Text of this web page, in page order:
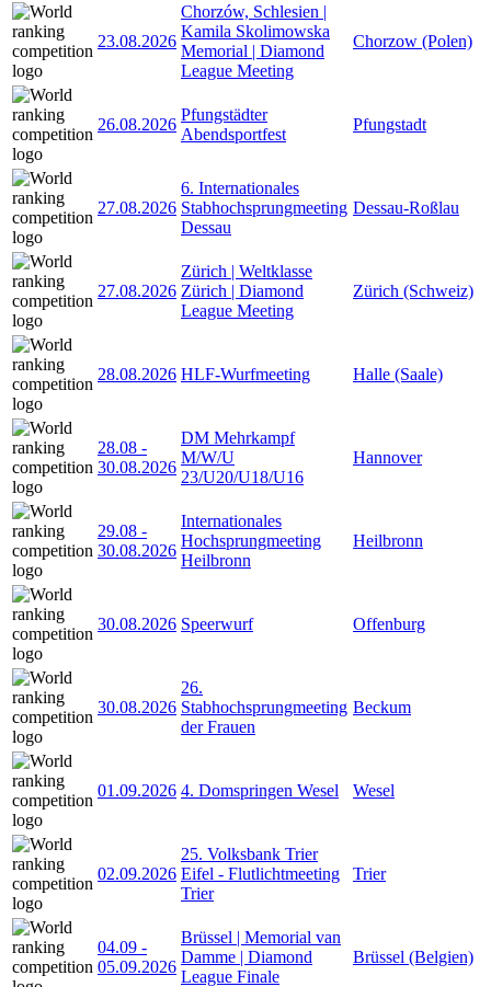
23.08.2026
Chorzów, Schlesien |
Kamila Skolimowska
Memorial | Diamond
League Meeting
Chorzow (Polen)
26.08.2026
Pfungstädter
Abendsportfest
Pfungstadt
27.08.2026
6. Internationales
Stabhochsprungmeeting
Dessau
Dessau-Roßlau
27.08.2026
Zürich | Weltklasse
Zürich | Diamond
League Meeting
Zürich (Schweiz)
28.08.2026 HLF-Wurfmeeting Halle (Saale)
28.08 -
30.08.2026
DM Mehrkampf
M/W/U
23/U20/U18/U16
Hannover
29.08 -
30.08.2026
Internationales
Hochsprungmeeting
Heilbronn
Heilbronn
30.08.2026 Speerwurf Offenburg
30.08.2026
26.
Stabhochsprungmeeting
der Frauen
Beckum
01.09.2026 4. Domspringen Wesel Wesel
02.09.2026
25. Volksbank Trier
Eifel - Flutlichtmeeting
Trier
Trier
04.09 -
05.09.2026
Brüssel | Memorial van
Damme | Diamond
League Finale
Brüssel (Belgien)